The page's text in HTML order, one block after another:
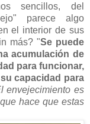
sencillos, del
parece algo
el interior de sus
más? "Se puede
acumulación de
para funcionar,
capacidad para
envejecimiento es
hace que estas